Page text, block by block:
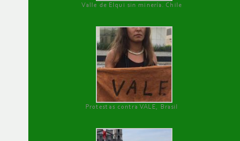
Valle de Elqui sin minería. Chile
Protestas contra VALE, Brasil